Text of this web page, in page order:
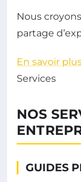
Nous
partage
En savoir
Services
NOS
GUIDES